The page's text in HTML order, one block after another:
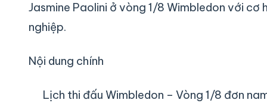
Jasmine Paolini ở vòng 1/8 Wimbledon với
nghiệp.
Nội dung chính
Lịch thi đấu Wimbledon – Vòng 1/8 đơn